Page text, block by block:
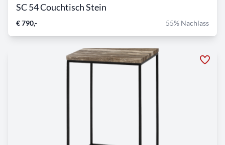
SC 54 Couchtisch Stein
€ 790,- 55% Nachlass